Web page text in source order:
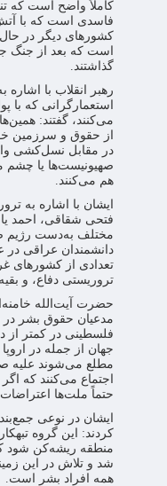
کاملاً واضح است که
فاسدی است که با
کشورهای دیگر در
است که بعد از جنگ
گذاشتند.
رهبر انقلاب با
استعمارگرانی که
می‌کنند، گفتند:
از حقوق و سرزمین
در مقابل نسل‌کشی
صهیونیست‌ها یا چشم
هم می‌کنند.
ایشان با اشاره به
فتحی شقاقی، احمد
مختلف به‌دست رژیم
دانشمندان عراقی در
تعدادی از کشورهای
تروریستی دفاع، و
حضرت آیت‌الله
فلسطینی در کمتر از
جهان از جمله در
مطلع می‌شوند علیه
اجتماع می‌کنند که
حتماً ملت‌ها
ایشان در نوعی
کردند: این گروه
منطقه ریشه‌کن شود
شد و تلاش در این
همه افراد بشر است.